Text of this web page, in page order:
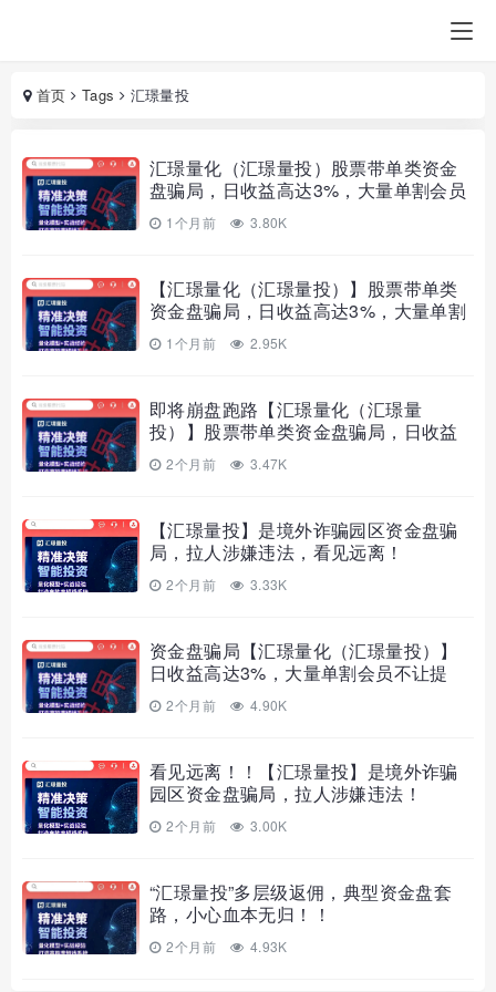
首页 Tags 汇璟量投
汇璟量化（汇璟量投）股票带单类资金
盘骗局，日收益高达3%，大量单割会员
不让提现，即将崩盘跑路！
1个月前 3.80K
【汇璟量化（汇璟量投）】股票带单类
资金盘骗局，日收益高达3%，大量单割
会员不让提现，即将崩盘跑路！
1个月前 2.95K
即将崩盘跑路【汇璟量化（汇璟量
投）】股票带单类资金盘骗局，日收益
高达3%，大量单割会员不让提现！
2个月前 3.47K
【汇璟量投】是境外诈骗园区资金盘骗
局，拉人涉嫌违法，看见远离！
2个月前 3.33K
资金盘骗局【汇璟量化（汇璟量投）】
日收益高达3%，大量单割会员不让提
现，即将崩盘跑路！
2个月前 4.90K
看见远离！！【汇璟量投】是境外诈骗
园区资金盘骗局，拉人涉嫌违法！
2个月前 3.00K
“汇璟量投”多层级返佣，典型资金盘套
路，小心血本无归！！
2个月前 4.93K